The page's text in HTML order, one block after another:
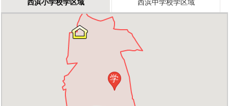
西浜小学校学区域 西浜中学校学区域
学